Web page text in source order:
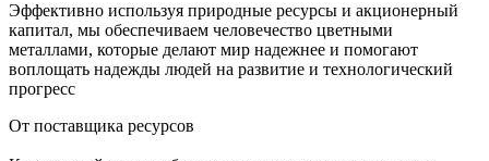
Эффективно используя природные ресурсы и акционерный
капитал, мы обеспечиваем человечество цветными
металлами, которые делают мир надежнее и помогают
воплощать надежды людей на развитие и технологический
прогресс
От поставщика ресурсов